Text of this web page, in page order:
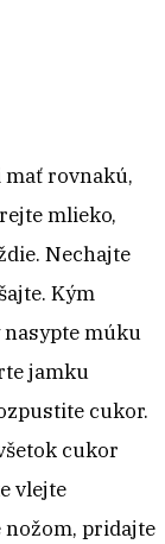
mať rovnakú,
mlieko,
Nechajte
Kým
múku
jamku
cukor.
cukor
vlejte
pridajte